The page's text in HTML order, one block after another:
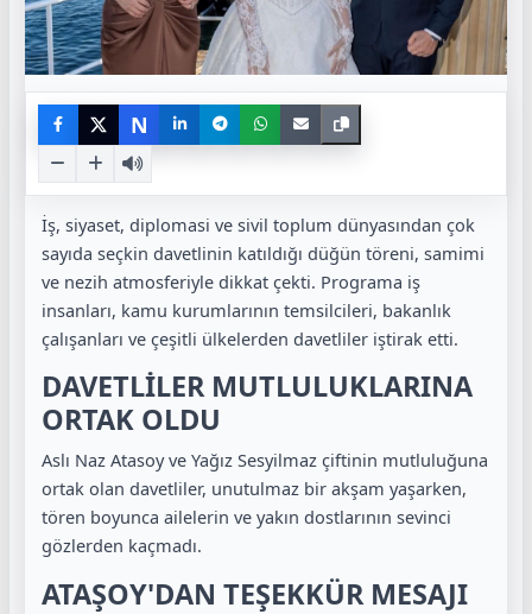
N
İş, siyaset, diplomasi ve sivil toplum dünyasından çok
sayıda seçkin davetlinin katıldığı düğün töreni, samimi
ve nezih atmosferiyle dikkat çekti. Programa iş
insanları, kamu kurumlarının temsilcileri, bakanlık
çalışanları ve çeşitli ülkelerden davetliler iştirak etti.
DAVETLİLER MUTLULUKLARINA
ORTAK OLDU
Aslı Naz Atasoy ve Yağız Sesyilmaz çiftinin mutluluğuna
ortak olan davetliler, unutulmaz bir akşam yaşarken,
tören boyunca ailelerin ve yakın dostlarının sevinci
gözlerden kaçmadı.
ATAŞOY'DAN TEŞEKKÜR MESAJI